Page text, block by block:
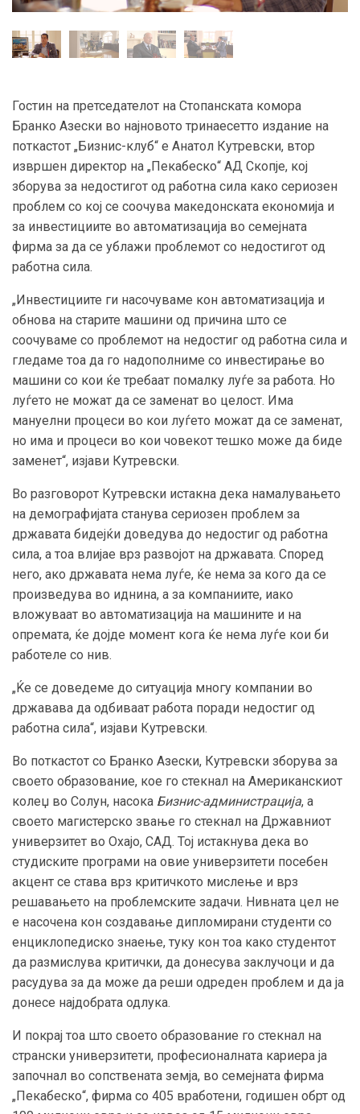
Гостин на претседателот на Стопанската комора
Бранко Азески во најновото тринаесетто издание на
поткастот „Бизнис-клуб“ е Анатол Кутревски, втор
извршен директор на „Пекабеско“ АД Скопје, кој
зборува за недостигот од работна сила како сериозен
проблем со кој се соочува македонската економија и
за инвестициите во автоматизација во семејната
фирма за да се ублажи проблемот со недостигот од
работна сила.
„Инвестициите ги насочуваме кон автоматизација и
обнова на старите машини од причина што се
соочуваме со проблемот на недостиг од работна сила и
гледаме тоа да го надополниме со инвестирање во
машини со кои ќе требаат помалку луѓе за работа. Но
луѓето не можат да се заменат во целост. Има
мануелни процеси во кои луѓето можат да се заменат,
но има и процеси во кои човекот тешко може да биде
заменет“, изјави Кутревски.
Во разговорот Кутревски истакна дека намалувањето
на демографијата станува сериозен проблем за
државата бидејќи доведува до недостиг од работна
сила, а тоа влијае врз развојот на државата. Според
него, ако државата нема луѓе, ќе нема за кого да се
произведува во иднина, а за компаниите, иако
вложуваат во автоматизација на машините и на
опремата, ќе дојде момент кога ќе нема луѓе кои би
работеле со нив.
„Ќе се доведеме до ситуација многу компании во
државава да одбиваат работа поради недостиг од
работна сила“, изјави Кутревски.
Во поткастот со Бранко Азески, Кутревски зборува за
своето образование, кое го стекнал на Американскиот
колеџ во Солун, насока Бизнис-администрација, а
своето магистерско звање го стекнал на Државниот
универзитет во Охајо, САД. Тој истакнува дека во
студиските програми на овие универзитети посебен
акцент се става врз критичкото мислење и врз
решавањето на проблемските задачи. Нивната цел не
е насочена кон создавање дипломирани студенти со
енциклопедиско знаење, туку кон тоа како студентот
да размислува критички, да донесува заклучоци и да
расудува за да може да реши одреден проблем и да ја
донесе најдобрата одлука.
И покрај тоа што своето образование го стекнал на
странски универзитети, професионалната кариера ја
започнал во сопствената земја, во семејната фирма
„Пекабеско“, фирма со 405 вработени, годишен обрт од